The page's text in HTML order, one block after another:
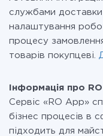
службами доставки
налаштування
процесу
товарів покупцеві.
Інформація про
Сервіс «RO App»
бізнес процесів в
підходить для